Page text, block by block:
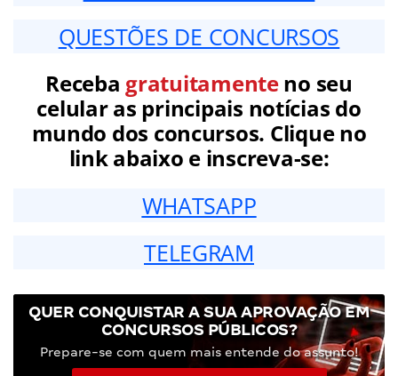
QUESTÕES DE CONCURSOS
Receba gratuitamenteno seu
celular as principais notícias do
mundo dos concursos. Clique no
link abaixo e inscreva-se:
WHATSAPP
TELEGRAM
QUER CONQUISTAR A SUA APROVAÇÃO EM
CONCURSOS PÚBLICOS?
Prepare-se com quem mais entende do assunto!